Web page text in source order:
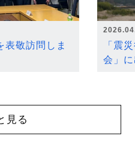
表敬訪問しま
「震
会」
見る